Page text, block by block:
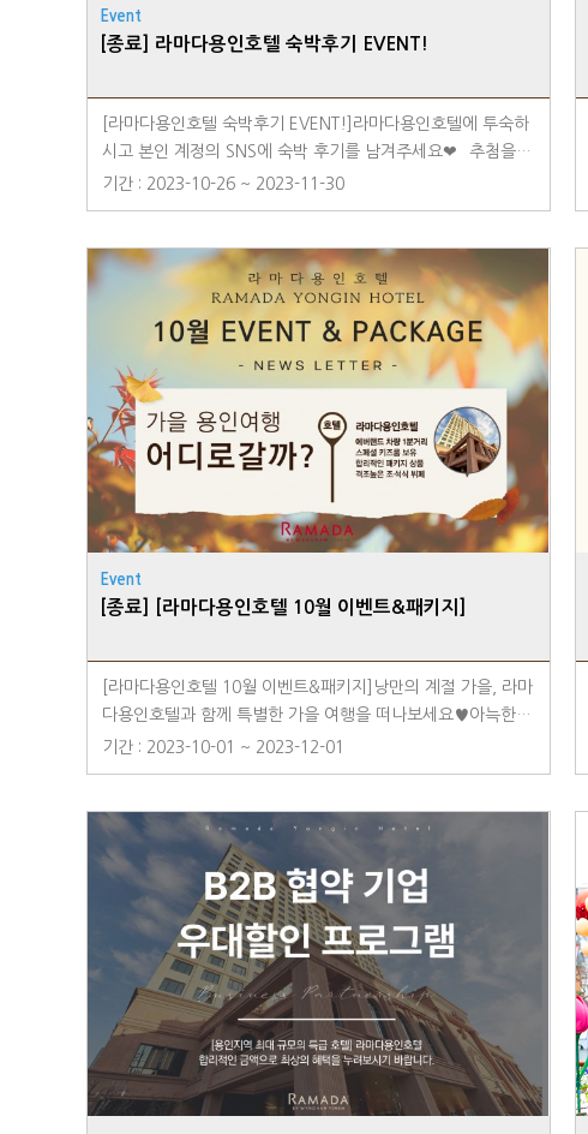
Event
[종료] 라마다용인호텔 숙박후기 EVENT!
[라마다용인호텔 숙박후기 EVENT!]라마다용인호텔에 투숙하
시고 본인 계정의 SNS에 숙박 후기를 남겨주세요❤⠀추첨을
통해 숙박권과 선물을 드려요!⠀◆ 이벤트 기간: 2023.10.26
(목) ~2023.11.30(목)◆ 참여방법1. 라마다용인호텔 공식 계
#용인호캉스 #에버랜드호텔 #라마다용인숙박후기 ← 이 해시
태그를 포함하여 개인 SNS 계정에 후기를 남겨주세요◆ 경품
안내- 라마다용인호텔 무료 숙박권(Deluxe) (2명)- 라마다용
인 레스토랑 석식뷔페 2인 이용권 (2명)- 캐치티니핑 디저트샵
_자석 장난감 (2명)⠀*당첨자 발표: 12월 11일 (월) 이벤트 게
시물에서 발표*
기간 : 2023-10-26 ~ 2023-11-30
Event
[종료] [라마다용인호텔 10월 이벤트&패키지]
[라마다용인호텔 10월 이벤트&패키지]낭만의 계절 가을, 라마
다용인호텔과 함께 특별한 가을 여행을 떠나보세요♥아늑한
객실과 편안한 시설로 여행의 피로를 풀고, 호텔 레스토랑에서
맛있는 음식을 즐기며 여행의 대미를 장식해보세요.가을 여행
인호텔에서 최상의 서비스와 함께 여러분을 기다립니다.■ 딜
라이트 바비큐 라운지 석식 뷔페가을 맞이 제철 식재료들로 더
욱 풍성해진 '딜라이트 바비큐 라운지 석식 뷔페'를 만나보세
요!- 매주 토요일 및 공휴일 전 일- 1부) 17:30~19:00 2부) 1
9:30~21:00- 특선메뉴 양갈비(램 숄더랙), 대게찜, LA갈비,
스테이크,대하구이, 스시, 사시미, 전어구이 등 #70여가지의
뷔페 요리■ 릴렉싱 선데이 PKG - 바쁜 일상을 벗어난 여유로
운 일요일을 위한 패키지- 조식 2인, 캔맥주, 감자칩 2종 제공-
13시 레이트 체크아웃 혜택 제공※일요일 체크인 기준■ 해피
아워 라운지 - 치즈플래터 및 스낵 & 맥주/하이볼 무제한 제
공, 여유로운 라운지- 1부) 13:00~14:30- 2부) 14:30~16:00-
기간 : 2023-10-01 ~ 2023-12-01